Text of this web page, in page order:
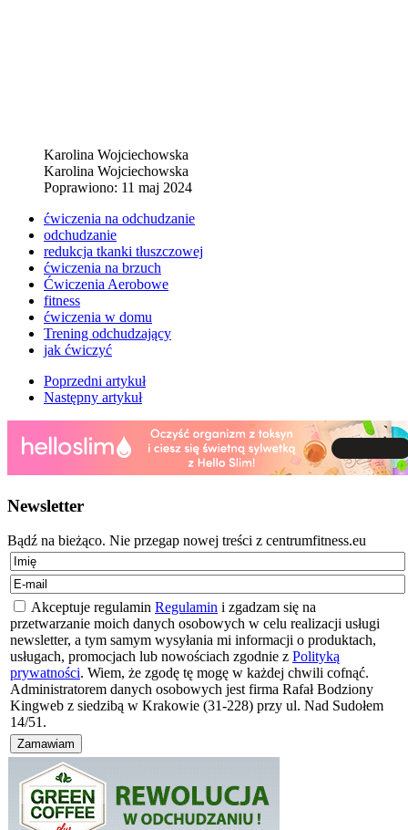
Karolina Wojciechowska
Karolina Wojciechowska
Poprawiono: 11 maj 2024
ćwiczenia na odchudzanie
odchudzanie
redukcja tkanki tłuszczowej
ćwiczenia na brzuch
Ćwiczenia Aerobowe
fitness
ćwiczenia w domu
Trening odchudzający
jak ćwiczyć
Poprzedni artykuł
Następny artykuł
Newsletter
Bądź na bieżąco. Nie przegap nowej treści z centrumfitness.eu
Akceptuje regulamin Regulamin i zgadzam się na
przetwarzanie moich danych osobowych w celu realizacji usługi
newsletter, a tym samym wysyłania mi informacji o produktach,
usługach, promocjach lub nowościach zgodnie z Polityką
prywatności. Wiem, że zgodę tę mogę w każdej chwili cofnąć.
Administratorem danych osobowych jest firma Rafał Bodziony
Kingweb z siedzibą w Krakowie (31-228) przy ul. Nad Sudołem
14/51.